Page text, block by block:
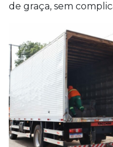
de graça, sem